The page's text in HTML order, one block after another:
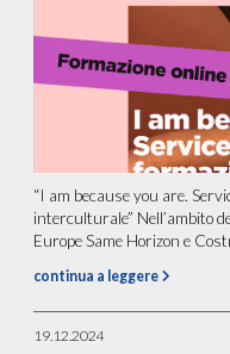
“I am because you are.
interculturale” Nell’ambito
Europe Same Horizon e
continua a leggere
19.12.2024